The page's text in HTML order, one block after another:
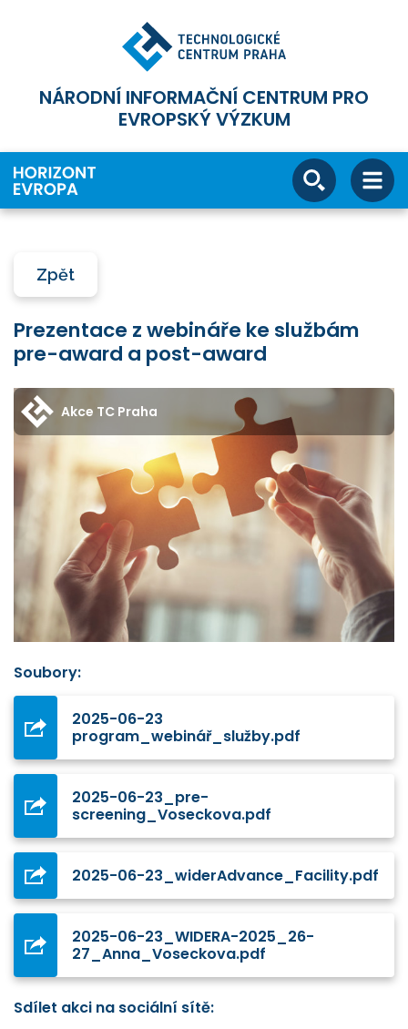
NÁRODNÍ INFORMAČNÍ CENTRUM PRO
EVROPSKÝ VÝZKUM
Zpět
Prezentace z webináře ke službám
pre-award a post-award
Akce TC Praha
Soubory:
2025-06-23
program_webinář_služby.pdf
2025-06-23_pre-
screening_Voseckova.pdf
2025-06-23_widerAdvance_Facility.pdf
2025-06-23_WIDERA-2025_26-
27_Anna_Voseckova.pdf
Sdílet akci na sociální sítě: